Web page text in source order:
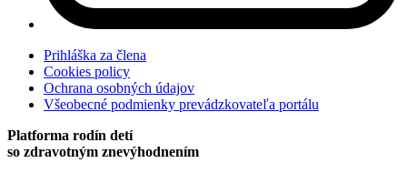
Prihláška za člena
Cookies policy
Ochrana osobných údajov
Všeobecné podmienky prevádzkovateľa portálu
Platforma rodín detí
so zdravotným znevýhodnením